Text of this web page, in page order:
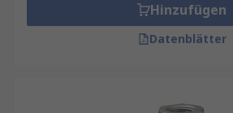
Hinzufügen
Datenblätter